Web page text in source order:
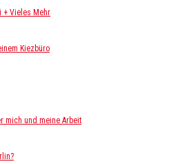
+ Vieles Mehr
Kiezbüro
mich und meine Arbeit